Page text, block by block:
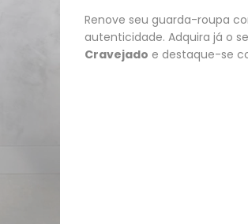
Renove seu guarda-roupa
autenticidade. Adquira já o
Cravejado e destaque-se